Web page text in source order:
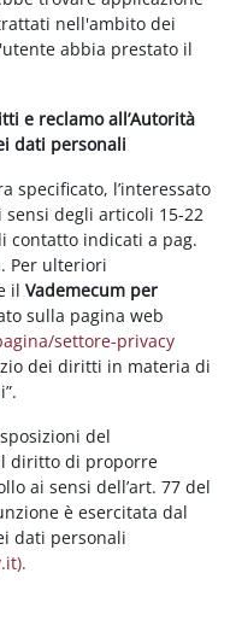
nell'ambito dei
abbia prestato il
e reclamo all’Autorità
dati personali
specificato, l’interessato
degli articoli 15-22
contatto indicati a pag.
Per ulteriori
ilVademecum per
sulla pagina web
settore-privacy
dei diritti in materia di
del
diritto di proporre
ai sensi dell’art. 77 del
è esercitata dal
dati personali